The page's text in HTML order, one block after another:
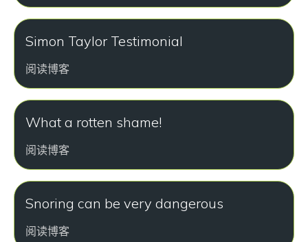
Simon Taylor Testimonial
阅读博客
What a rotten shame!
阅读博客
Snoring can be very dangerous
阅读博客